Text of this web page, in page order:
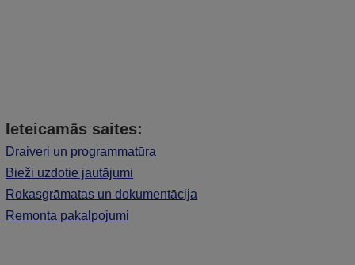
Ieteicamās saites:
Draiveri un programmatūra
Bieži uzdotie jautājumi
Rokasgrāmatas un dokumentācija
Remonta pakalpojumi